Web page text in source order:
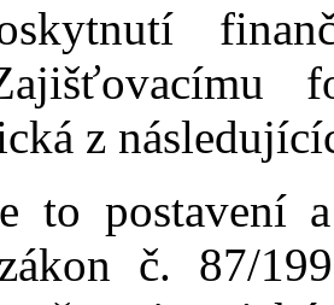
z
to postavení
č. 87/